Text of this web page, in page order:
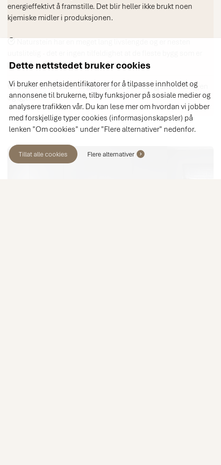
Dette nettstedet bruker cookies
Vi bruker enhetsidentifikatorer for å tilpasse innholdet og
annonsene til brukerne, tilby funksjoner på sosiale medier og
analysere trafikken vår. Du kan lese mer om hvordan vi jobber
med forskjellige typer cookies (informasjonskapsler) på
lenken "Om cookies" under "Flere alternativer" nedenfor.
Tillat alle cookies Flere alternativer
energieffektivt å framstille. Det blir heller ikke brukt noen
kjemiske midler i produksjonen.
Naturstein har en meget lang livslengde og er nesten
flere tusen år gamle, er bygget i stein.
Steinens holdbarhet gjør også at den kan gjenvinnes igjen
og igjen.